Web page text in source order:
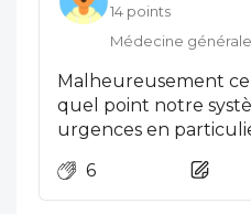
14 points
Médecine générale
Malheureusement
quel point notre système
urgences en
heures après être
n’est pas la faute du
6